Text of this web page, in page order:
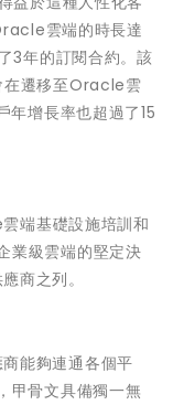
雲端的時長達
3年的訂閱合約。該
在遷移至Oracle雲
增長率也超過了15
端基礎設施培訓和
業級雲端的堅定決
商之列。
能夠連通各個平
甲骨文具備獨一無